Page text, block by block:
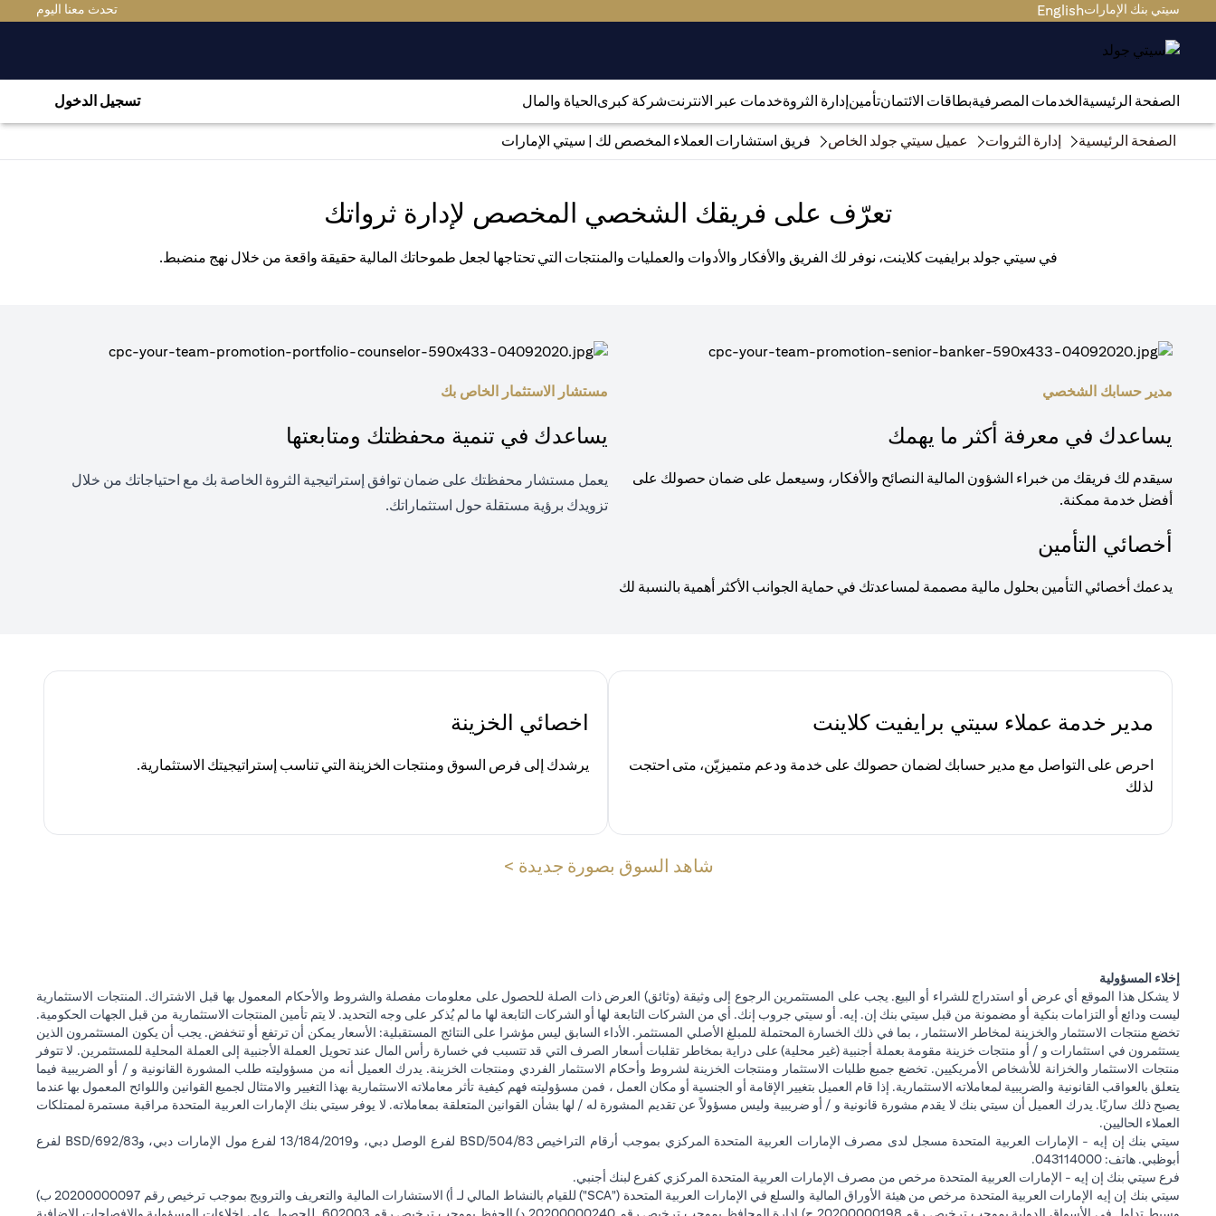
سيتي بنك الإماراتEnglish تحدث معنا اليوم
الصفحة الرئيسيةالخدمات المصرفيةبطاقات الائتمانتأمينإدارة الثروةخدمات عبر الانترنتشركة كبرىالحياة والمال تسجيل الدخول
الصفحة الرئيسية إدارة الثروات عميل سيتي جولد الخاص فريق استشارات العملاء المخصص لك | سيتي الإمارات
تعرّف على فريقك الشخصي المخصص لإدارة ثرواتك
في سيتي جولد برايفيت كلاينت، نوفر لك الفريق والأفكار والأدوات والعمليات والمنتجات التي تحتاجها لجعل طموحاتك المالية حقيقة واقعة من خلال نهج منضبط.
مدير حسابك الشخصي
يساعدك في معرفة أكثر ما يهمك
سيقدم لك فريقك من خبراء الشؤون المالية النصائح والأفكار، وسيعمل على ضمان حصولك على
أفضل خدمة ممكنة.
أخصائي التأمين
يدعمك أخصائي التأمين بحلول مالية مصممة لمساعدتك في حماية الجوانب الأكثر أهمية بالنسبة لك
مستشار الاستثمار الخاص بك
يساعدك في تنمية محفظتك ومتابعتها
يعمل مستشار محفظتك على ضمان توافق إستراتيجية الثروة الخاصة بك مع احتياجاتك من خلال
تزويدك برؤية مستقلة حول استثماراتك.
مدير خدمة عملاء سيتي برايفيت كلاينت
احرص على التواصل مع مدير حسابك لضمان حصولك على خدمة ودعم متميزيّن، متى احتجت
لذلك
اخصائي الخزينة
يرشدك إلى فرص السوق ومنتجات الخزينة التي تناسب إستراتيجيتك الاستثمارية.
شاهد السوق بصورة جديدة >
إخلاء المسؤولية
لا يشكل هذا الموقع أي عرض أو استدراج للشراء أو البيع. يجب على المستثمرين الرجوع إلى وثيقة (وثائق) العرض ذات الصلة للحصول على معلومات مفصلة والشروط والأحكام المعمول بها قبل الاشتراك. المنتجات الاستثمارية
ليست ودائع أو التزامات بنكية أو مضمونة من قبل سيتي بنك إن. إيه. أو سيتي جروب إنك. أي من الشركات التابعة لها أو الشركات التابعة لها ما لم يُذكر على وجه التحديد. لا يتم تأمين المنتجات الاستثمارية من قبل الجهات الحكومية.
تخضع منتجات الاستثمار والخزينة لمخاطر الاستثمار ، بما في ذلك الخسارة المحتملة للمبلغ الأصلي المستثمر. الأداء السابق ليس مؤشرا على النتائج المستقبلية: الأسعار يمكن أن ترتفع أو تنخفض. يجب أن يكون المستثمرون الذين
يستثمرون في استثمارات و / أو منتجات خزينة مقومة بعملة أجنبية (غير محلية) على دراية بمخاطر تقلبات أسعار الصرف التي قد تتسبب في خسارة رأس المال عند تحويل العملة الأجنبية إلى العملة المحلية للمستثمرين. لا تتوفر
منتجات الاستثمار والخزانة للأشخاص الأمريكيين. تخضع جميع طلبات الاستثمار ومنتجات الخزينة لشروط وأحكام الاستثمار الفردي ومنتجات الخزينة. يدرك العميل أنه من مسؤوليته طلب المشورة القانونية و / أو الضريبية فيما
يتعلق بالعواقب القانونية والضريبية لمعاملاته الاستثمارية. إذا قام العميل بتغيير الإقامة أو الجنسية أو مكان العمل ، فمن مسؤوليته فهم كيفية تأثر معاملاته الاستثمارية بهذا التغيير والامتثال لجميع القوانين واللوائح المعمول بها عندما
يصبح ذلك ساريًا. يدرك العميل أن سيتي بنك لا يقدم مشورة قانونية و / أو ضريبية وليس مسؤولاً عن تقديم المشورة له / لها بشأن القوانين المتعلقة بمعاملاته. لا يوفر سيتي بنك الإمارات العربية المتحدة مراقبة مستمرة لممتلكات
العملاء الحاليين.
سيتي بنك إن إيه - الإمارات العربية المتحدة مسجل لدى مصرف الإمارات العربية المتحدة المركزي بموجب أرقام التراخيص BSD/504/83 لفرع الوصل دبي، و13/184/2019 لفرع مول الإمارات دبي، وBSD/692/83 لفرع
أبوظبي. هاتف: 043114000.
فرع سيتي بنك إن إيه - الإمارات العربية المتحدة مرخص من مصرف الإمارات العربية المتحدة المركزي كفرع لبنك أجنبي.
سيتي بنك إن إيه الإمارات العربية المتحدة مرخص من هيئة الأوراق المالية والسلع في الإمارات العربية المتحدة ("SCA") للقيام بالنشاط المالي لـ أ) الاستشارات المالية والتعريف والترويج بموجب ترخيص رقم 20200000097 ب)